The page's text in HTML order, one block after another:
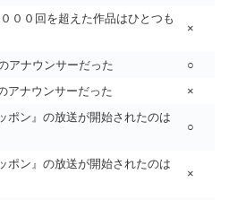
００回を超えた作品はひとつも
×
アナウンサーだった
○
アナウンサーだった
×
ポン』の放送が開始されたのは
○
ポン』の放送が開始されたのは
×